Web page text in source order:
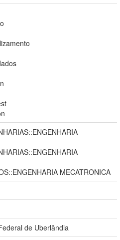
MECATRONICA
de Uberlândia